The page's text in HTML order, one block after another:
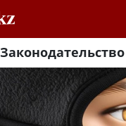
Законодательство